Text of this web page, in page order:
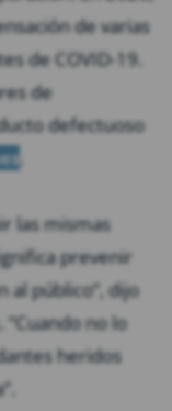
de varias
de COVID-19.
de
defectuoso
las mismas
prevenir
al público”, dijo
“Cuando no lo
heridos